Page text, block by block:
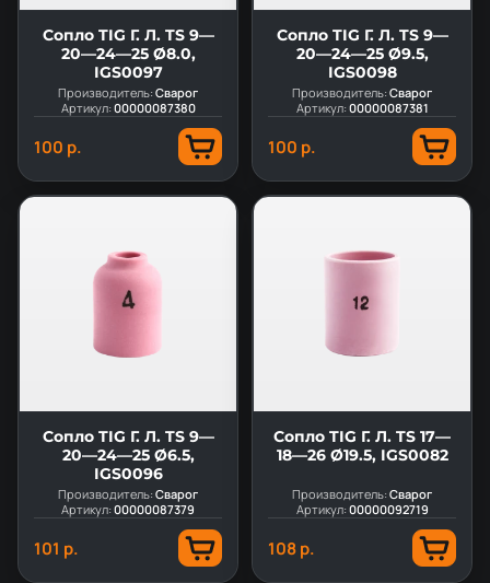
Сопло TIG Г. Л. TS 9—
20—24—25 Ø8.0,
IGS0097
Производитель:Сварог
Артикул:00000087380
100 р.
Сопло TIG Г. Л. TS 9—
20—24—25 Ø9.5,
IGS0098
Производитель:Сварог
Артикул:00000087381
100 р.
Сопло TIG Г. Л. TS 9—
20—24—25 Ø6.5,
IGS0096
Производитель:Сварог
Артикул:00000087379
101 р.
Сопло TIG Г. Л. TS 17—
18—26 Ø19.5, IGS0082
Производитель:Сварог
Артикул:00000092719
108 р.